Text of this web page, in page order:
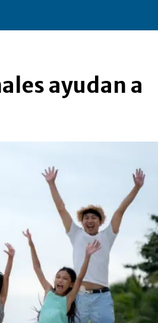
ayudan a